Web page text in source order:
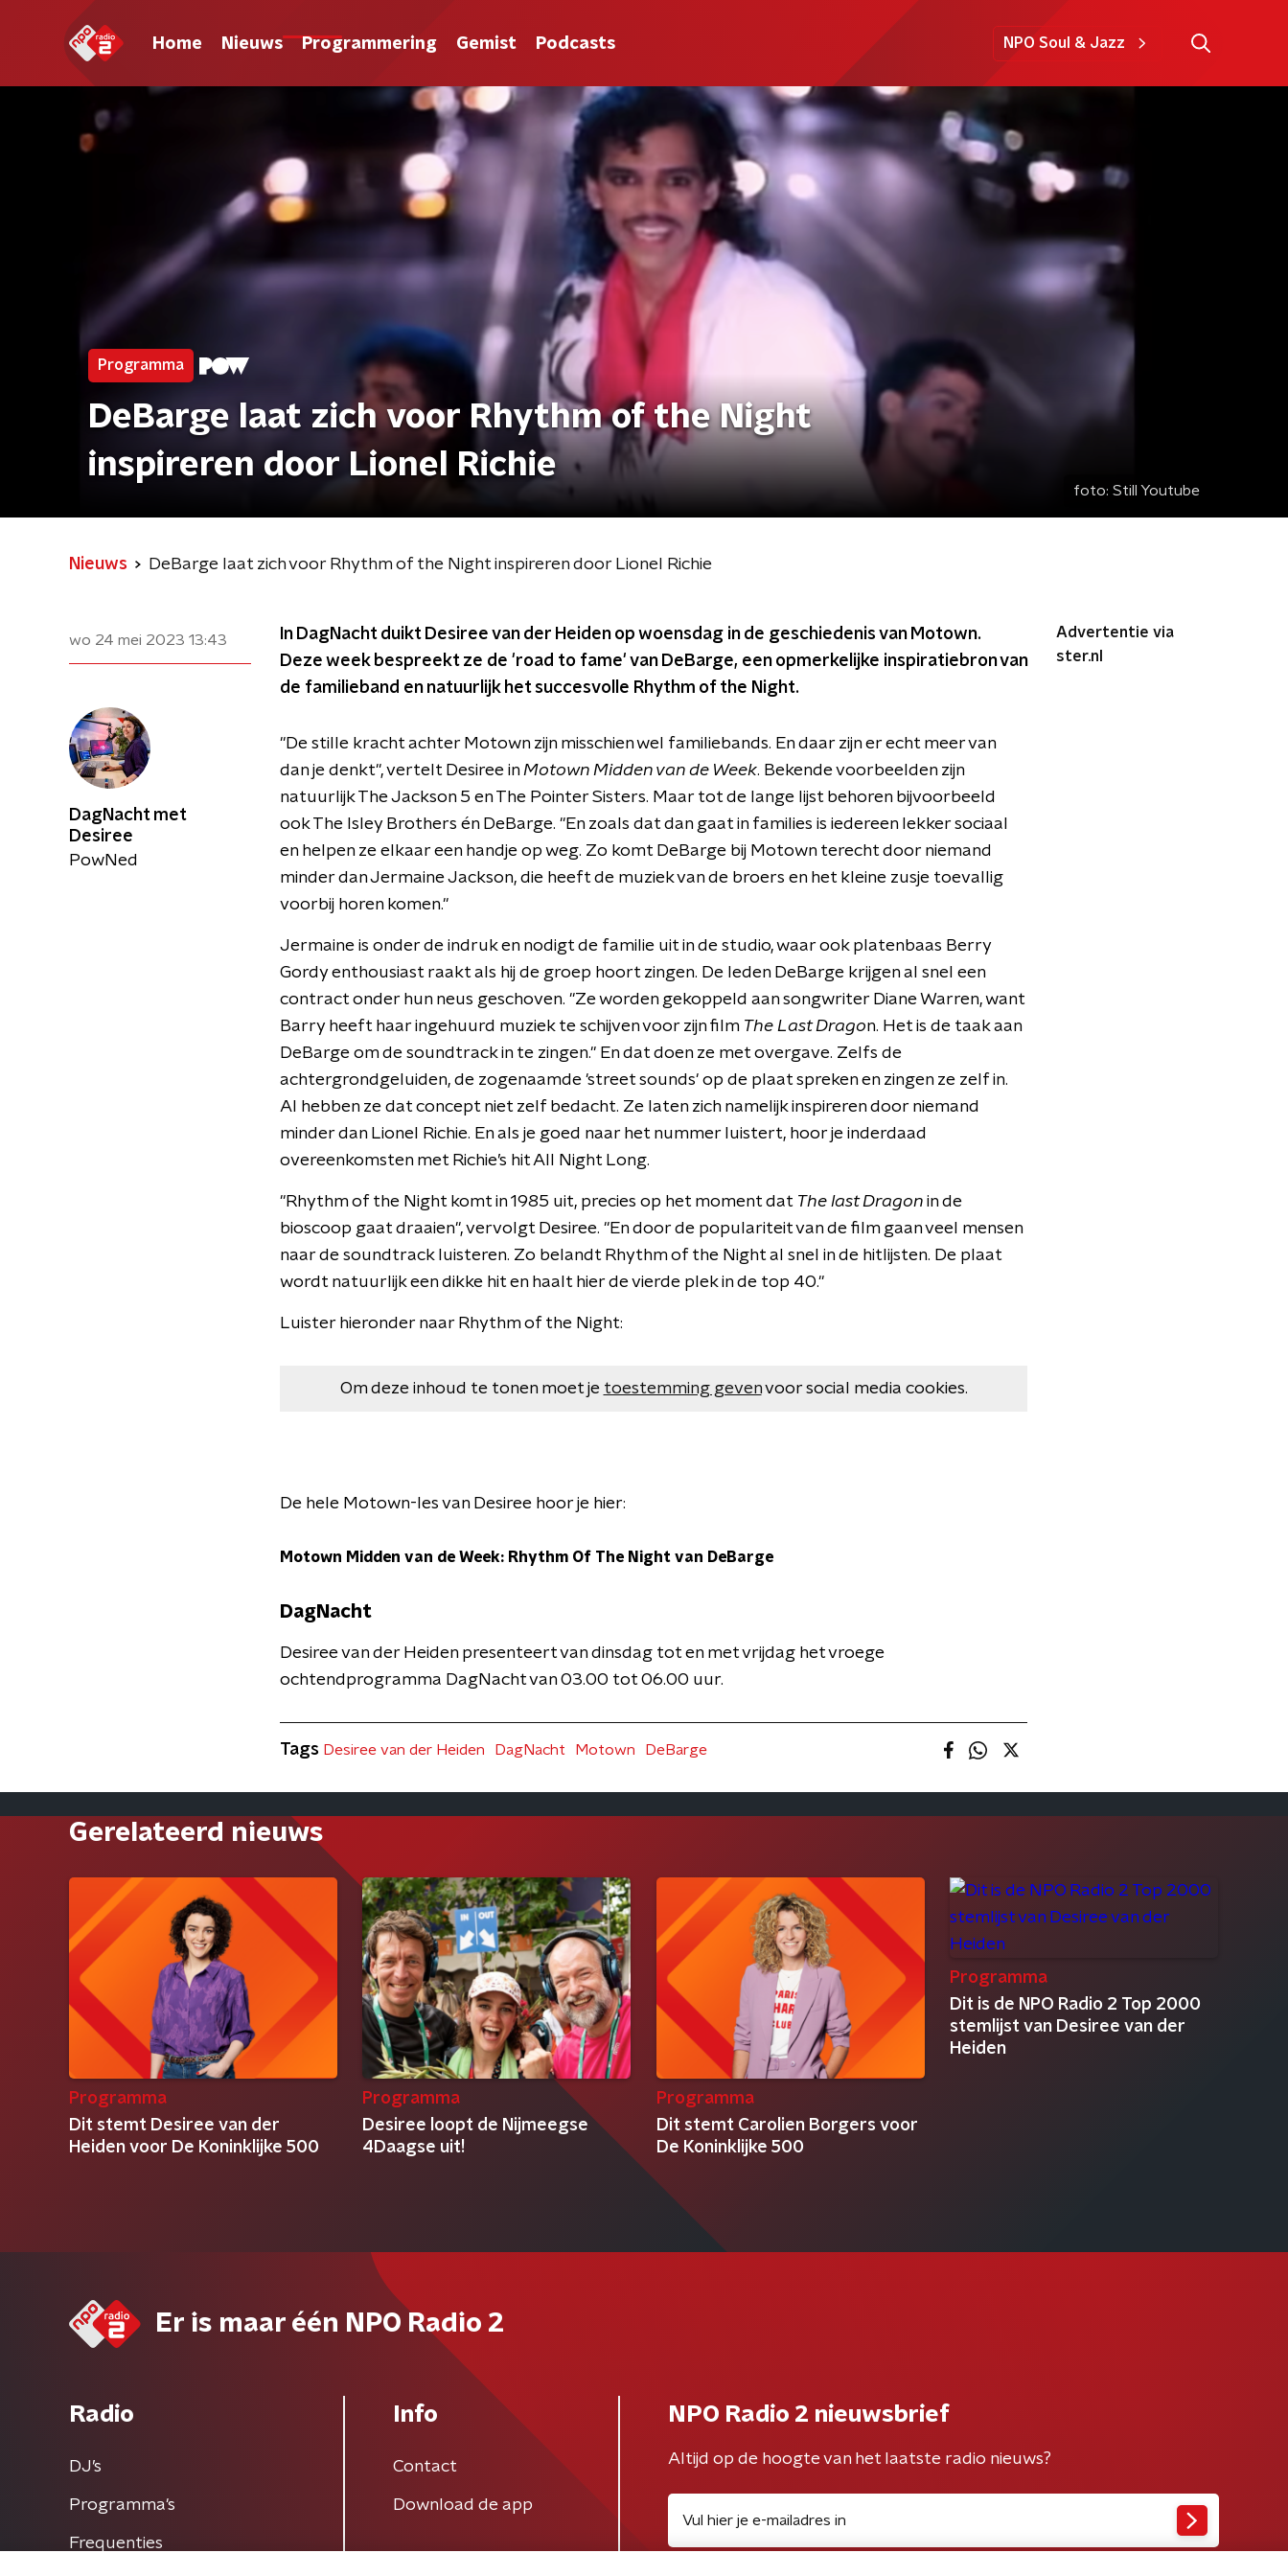
Home Nieuws Programmering Gemist Podcasts NPO Soul & Jazz
Programma
DeBarge laat zich voor Rhythm of the Night
inspireren door Lionel Richie
foto: Still Youtube
Nieuws DeBarge laat zich voor Rhythm of the Night inspireren door Lionel Richie
wo 24 mei 2023 13:43
In DagNacht duikt Desiree van der Heiden op woensdag in de geschiedenis van Motown.
Deze week bespreekt ze de 'road to fame' van DeBarge, een opmerkelijke inspiratiebron van
de familieband en natuurlijk het succesvolle Rhythm of the Night.
"De stille kracht achter Motown zijn misschien wel familiebands. En daar zijn er echt meer van
dan je denkt", vertelt Desiree inMotown Midden van de Week. Bekende voorbeelden zijn
natuurlijk The Jackson 5 en The Pointer Sisters. Maar tot de lange lijst behoren bijvoorbeeld
ook The Isley Brothers én DeBarge. "En zoals dat dan gaat in families is iedereen lekker sociaal
en helpen ze elkaar een handje op weg. Zo komt DeBarge bij Motown terecht door niemand
minder dan Jermaine Jackson, die heeft de muziek van de broers en het kleine zusje toevallig
voorbij horen komen."
Jermaine is onder de indruk en nodigt de familie uit in de studio, waar ook platenbaas Berry
Gordy enthousiast raakt als hij de groep hoort zingen. De leden DeBarge krijgen al snel een
contract onder hun neus geschoven. "Ze worden gekoppeld aan songwriter Diane Warren, want
Barry heeft haar ingehuurd muziek te schijven voor zijn film The Last Dragon. Het is de taak aan
DeBarge om de soundtrack in te zingen." En dat doen ze met overgave. Zelfs de
achtergrondgeluiden, de zogenaamde 'street sounds' op de plaat spreken en zingen ze zelf in.
Al hebben ze dat concept niet zelf bedacht. Ze laten zich namelijk inspireren door niemand
minder dan Lionel Richie. En als je goed naar het nummer luistert, hoor je inderdaad
overeenkomsten met Richie’s hit All Night Long.
"Rhythm of the Night komt in 1985 uit, precies op het moment dat The last Dragon in de
bioscoop gaat draaien", vervolgt Desiree. "En door de populariteit van de film gaan veel mensen
naar de soundtrack luisteren. Zo belandt Rhythm of the Night al snel in de hitlijsten. De plaat
wordt natuurlijk een dikke hit en haalt hier de vierde plek in de top 40."
Luister hieronder naar Rhythm of the Night:
Om deze inhoud te tonen moet je toestemming gevenvoor social media cookies.
De hele Motown-les van Desiree hoor je hier:
Motown Midden van de Week: Rhythm Of The Night van DeBarge
DagNacht
Desiree van der Heiden presenteert van dinsdag tot en met vrijdag het vroege
ochtendprogramma DagNacht van 03.00 tot 06.00 uur.
Advertentie via
ster.nl
DagNacht met
Desiree
PowNed
Tags Desiree van der Heiden DagNacht Motown DeBarge
Gerelateerd nieuws
Programma
Dit stemt Desiree van der
Heiden voor De Koninklijke 500
Programma
Desiree loopt de Nijmeegse
4Daagse uit!
Programma
Dit stemt Carolien Borgers voor
De Koninklijke 500
Programma
Dit is de NPO Radio 2 Top 2000
stemlijst van Desiree van der
Heiden
Er is maar één NPO Radio 2
Radio
DJ’s
Programma's
Frequenties
Info
Contact
Download de app
NPO Radio 2 nieuwsbrief
Altijd op de hoogte van het laatste radio nieuws?